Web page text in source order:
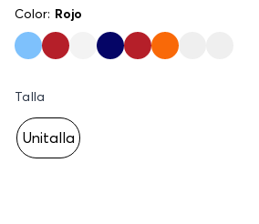
Color: Rojo
Talla
Unitalla